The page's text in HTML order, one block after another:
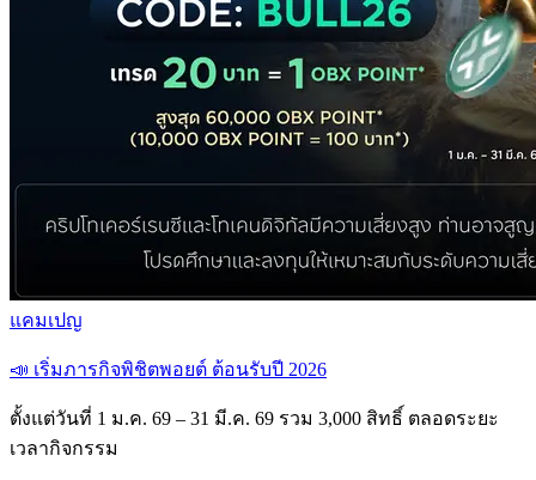
แคมเปญ
📣 เริ่มภารกิจพิชิตพอยต์ ต้อนรับปี 2026
ตั้งแต่วันที่ 1 ม.ค. 69 – 31 มี.ค. 69 รวม 3,000 สิทธิ์ ตลอดระยะ
เวลากิจกรรม